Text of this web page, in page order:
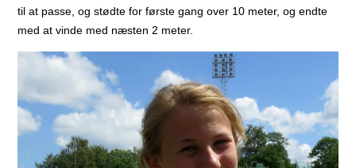
til at passe, og stødte for første gang over 10 meter, og endte
med at vinde med næsten 2 meter.